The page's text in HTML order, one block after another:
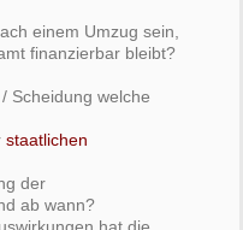
einem Umzug sein,
finanzierbar bleibt?
Scheidung welche
staatlichen
der
ab wann?
hat die